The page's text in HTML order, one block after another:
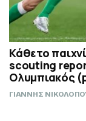
Κάθετο
scouting
Ολυμπιακός
ΓΙΑΝΝΗΣ